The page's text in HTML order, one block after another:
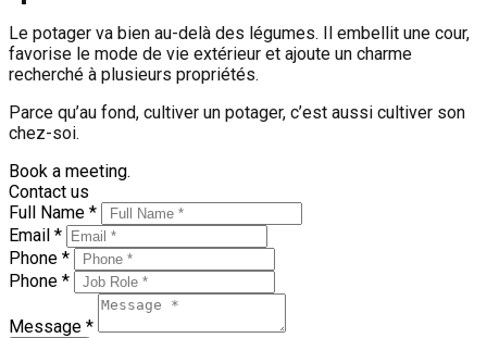
Le potager va bien au-delà des légumes. Il embellit une cour,
favorise le mode de vie extérieur et ajoute un charme
recherché à plusieurs propriétés.
Parce qu’au fond, cultiver un potager, c’est aussi cultiver son
chez-soi.
Book a meeting.
Contact us
Full Name *
Email *
Phone *
Phone *
Message *